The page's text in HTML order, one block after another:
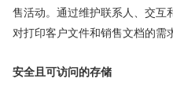
售活动。通过维护联系人、交互
对打印客户文件和销售文档的需
安全且可访问的存储